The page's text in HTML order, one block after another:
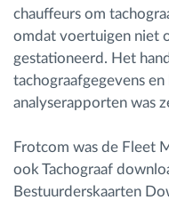
chauffeurs om
omdat voertuigen niet
gestationeerd. Het
tachograafgegevens
analyserapporten was
Frotcom was de Fleet
ook Tachograaf
Bestuurderskaarten